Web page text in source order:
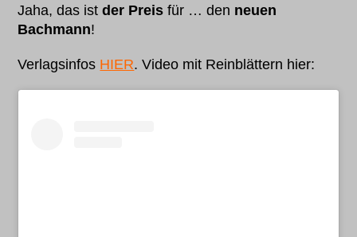
Jaha, das istder Preis für … den neuen
Bachmann!
Verlagsinfos HIER. Video mit Reinblättern hier: